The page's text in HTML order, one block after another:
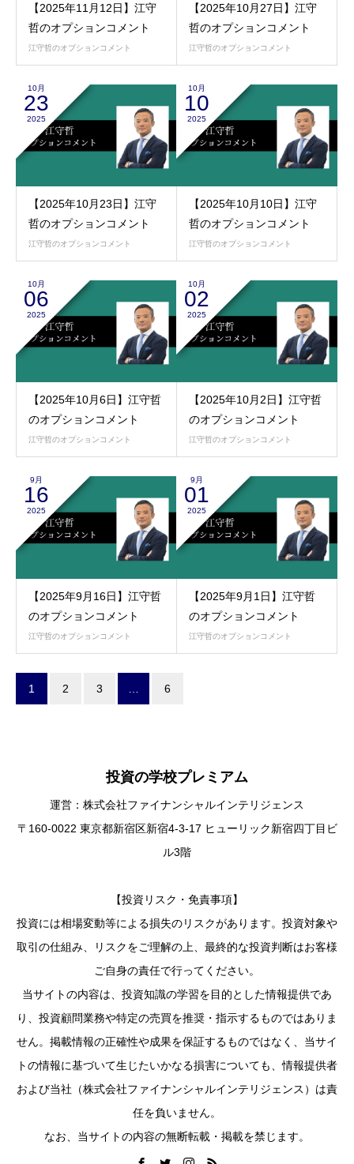
【2025年11月12日】江守
哲のオプションコメント
江守哲のオプションコメント
【2025年10月27日】江守
哲のオプションコメント
江守哲のオプションコメント
10月
23
2025
【2025年10月23日】江守
哲のオプションコメント
江守哲のオプションコメント
10月
10
2025
【2025年10月10日】江守
哲のオプションコメント
江守哲のオプションコメント
10月
06
2025
【2025年10月6日】江守哲
のオプションコメント
江守哲のオプションコメント
10月
02
2025
【2025年10月2日】江守哲
のオプションコメント
江守哲のオプションコメント
9月
16
2025
【2025年9月16日】江守哲
のオプションコメント
江守哲のオプションコメント
9月
01
2025
【2025年9月1日】江守哲
のオプションコメント
江守哲のオプションコメント
1 2 3 6
投資の学校プレミアム
運営：株式会社ファイナンシャルインテリジェンス
〒160-0022 東京都新宿区新宿4-3-17 ヒューリック新宿四丁目ビ
ル3階
【投資リスク・免責事項】
投資には相場変動等による損失のリスクがあります。投資対象や
取引の仕組み、リスクをご理解の上、最終的な投資判断はお客様
ご自身の責任で行ってください。
当サイトの内容は、投資知識の学習を目的とした情報提供であ
り、投資顧問業務や特定の売買を推奨・指示するものではありま
せん。掲載情報の正確性や成果を保証するものではなく、当サイ
トの情報に基づいて生じたいかなる損害についても、情報提供者
および当社（株式会社ファイナンシャルインテリジェンス）は責
任を負いません。
なお、当サイトの内容の無断転載・掲載を禁じます。